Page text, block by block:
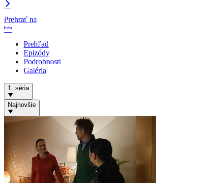
Prehrať na
Prehľad
Epizódy
Podrobnosti
Galéria
1. séria
Najnovšie